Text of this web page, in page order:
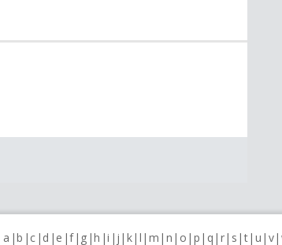
a b c d e f g h i j k l m n o p q r s t u v